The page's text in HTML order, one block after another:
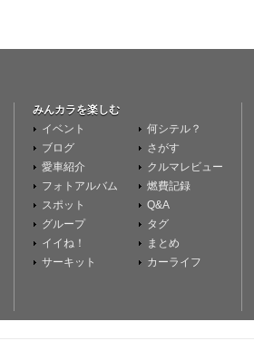
みんカラを楽しむ
イベント
ブログ
愛車紹介
フォトアルバム
スポット
グループ
イイね！
サーキット
何シテル？
さがす
クルマレビュー
燃費記録
Q&A
タグ
まとめ
カーライフ